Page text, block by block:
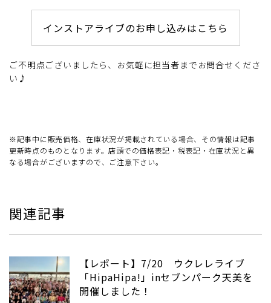
インストアライブのお申し込みはこちら
ご不明点ございましたら、お気軽に担当者までお問合せくださ
い♪
※記事中に販売価格、在庫状況が掲載されている場合、その情報は記事
更新時点のものとなります。店頭での価格表記・税表記・在庫状況と異
なる場合がございますので、ご注意下さい。
関連記事
【レポート】7/20 ウクレレライブ
「HipaHipa!」inセブンパーク天美を
開催しました！